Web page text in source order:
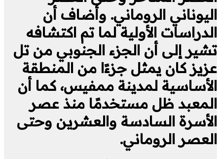
اليوناني الروماني. وأضاف أن
الدراسات الأولية لما تم اكتشافه
تشير إلى أن الجزء الجنوبي من تل
عزيز كان يمثل جزءًا من المنطقة
الأساسية لمدينة ممفيس، كما أن
المعبد ظل مستخدمًا منذ عصر
الأسرة السادسة والعشرين وحتى
العصر الروماني.